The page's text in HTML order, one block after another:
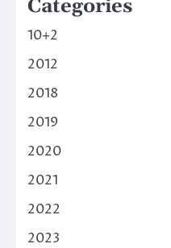
Categories
10+2
2012
2018
2019
2020
2021
2022
2023